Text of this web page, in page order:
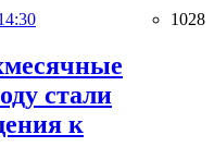
1028
стали
к